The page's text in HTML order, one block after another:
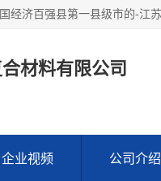
材料有限公司
企业视频 公司介绍